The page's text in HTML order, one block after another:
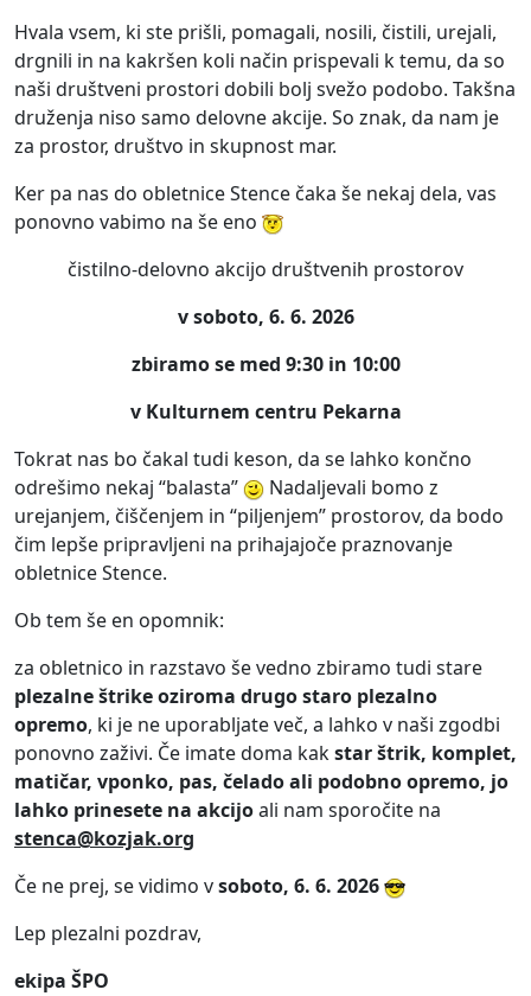
Hvala vsem, ki ste prišli, pomagali, nosili, čistili, urejali,
drgnili in na kakršen koli način prispevali k temu, da so
naši društveni prostori dobili bolj svežo podobo. Takšna
druženja niso samo delovne akcije. So znak, da nam je
za prostor, društvo in skupnost mar.
Ker pa nas do obletnice Stence čaka še nekaj dela, vas
ponovno vabimo na še eno
čistilno-delovno akcijo društvenih prostorov
v soboto, 6. 6. 2026
zbiramo se med 9:30 in 10:00
v Kulturnem centru Pekarna
Tokrat nas bo čakal tudi keson, da se lahko končno
odrešimo nekaj “balasta”
Nadaljevali bomo z
urejanjem, čiščenjem in “piljenjem” prostorov, da bodo
čim lepše pripravljeni na prihajajoče praznovanje
obletnice Stence.
Ob tem še en opomnik:
za obletnico in razstavo še vedno zbiramo tudi stare
plezalne štrike oziroma drugo staro plezalno
opremo, ki je ne uporabljate več, a lahko v naši zgodbi
ponovno zaživi. Če imate doma kakstar štrik, komplet,
matičar, vponko, pas, čelado ali podobno opremo, jo
lahko prinesete na akcijoali nam sporočite na
stenca@kozjak.org
Če ne prej, se vidimo vsoboto, 6. 6. 2026
Lep plezalni pozdrav,
ekipa ŠPO